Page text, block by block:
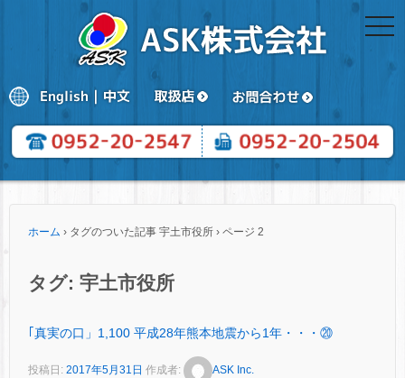
ホーム › タグのついた記事 宇土市役所 › ページ 2
タグ: 宇土市役所
｢真実の口」1,100 平成28年熊本地震から1年・・・⑳
投稿日: 2017年5月31日 作成者: ASK Inc.